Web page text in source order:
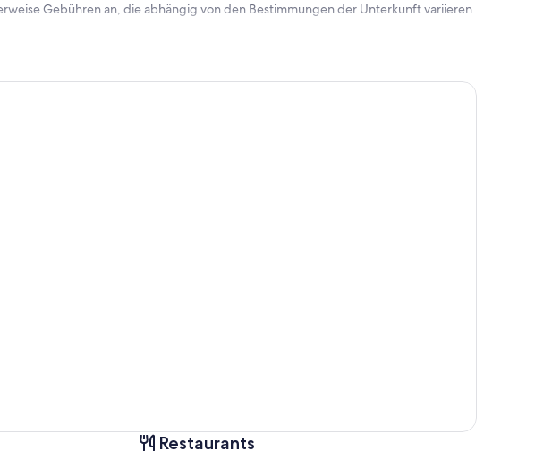
Gebühren an, die abhängig von den Bestimmungen der Unterkunft variieren
Restaurants